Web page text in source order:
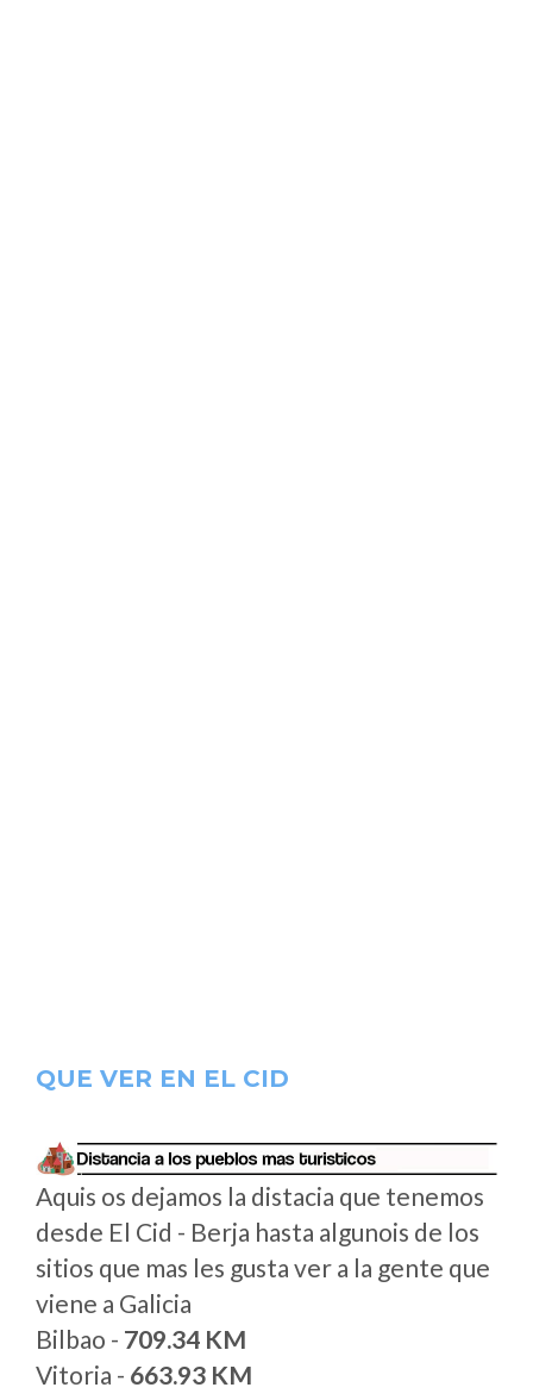
QUE VER EN EL CID
Aquis os dejamos la distacia que tenemos
desde El Cid - Berja hasta algunois de los
sitios que mas les gusta ver a la gente que
viene a Galicia
Bilbao - 709.34 KM
Vitoria - 663.93 KM